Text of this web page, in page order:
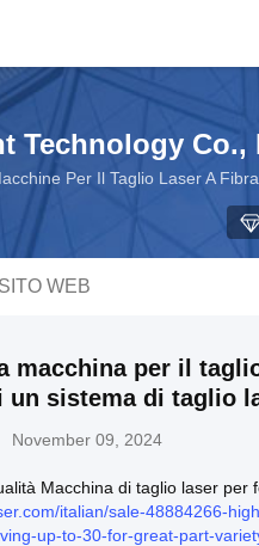
Technology Co.,
Per Il Taglio Laser A
SITO WEB
macchina per il
un sistema di taglio
November 09, 2024
Macchina di taglio laser per
italian/sale-48884266-
up-to-30-for-great-part-